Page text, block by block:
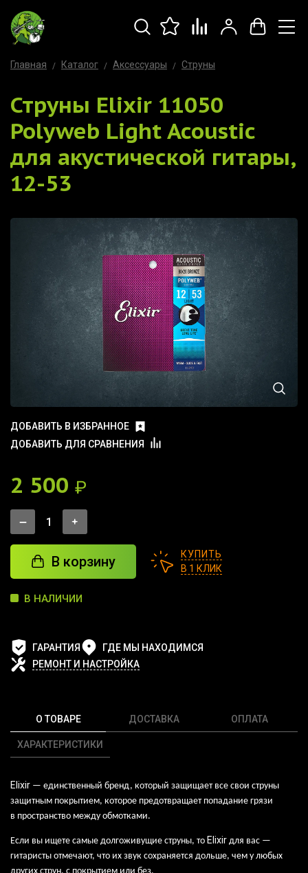
Главная Каталог Аксессуары Струны
Струны Elixir 11050
Polyweb Light Acoustic
для акустической гитары,
12-53
ДОБАВИТЬ В ИЗБРАННОЕ
ДОБАВИТЬ ДЛЯ СРАВНЕНИЯ
2 500 ₽
В корзину
КУПИТЬ
В 1 КЛИК
В НАЛИЧИИ
ГАРАНТИЯ
ГДЕ МЫ НАХОДИМСЯ
РЕМОНТ И НАСТРОЙКА
О ТОВАРЕ
ХАРАКТЕРИСТИКИ
ДОСТАВКА ОПЛАТА
Elixir — единственный бренд, который защищает все свои струны
защитным покрытием, которое предотвращает попадание грязи
в пространство между обмотками.
Если вы ищете самые долгоживущие струны, то Elixir для вас —
гитаристы отмечают, что их звук сохраняется дольше, чем у любых